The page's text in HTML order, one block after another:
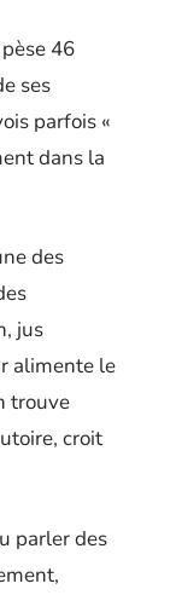
46
ses
parfois «
dans la
des
jus
alimente le
trouve
croit
parler des